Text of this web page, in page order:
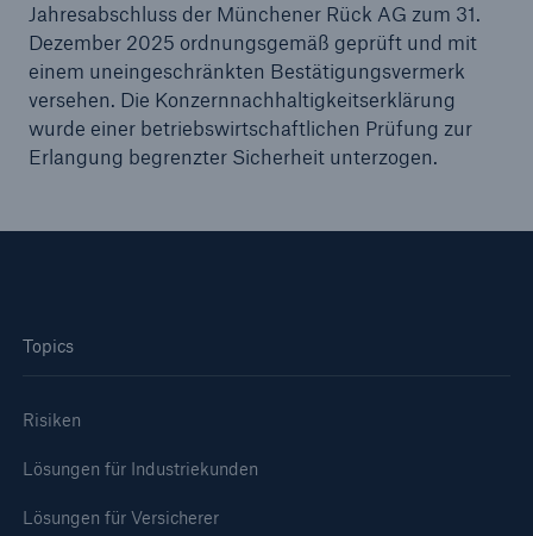
Jahresabschluss der Münchener Rück AG zum 31.
Dezember 2025 ordnungsgemäß geprüft und mit
einem uneingeschränkten Bestätigungsvermerk
versehen. Die Konzernnachhaltigkeitserklärung
wurde einer betriebswirtschaftlichen Prüfung zur
Erlangung begrenzter Sicherheit unterzogen.
Topics
Risiken
Lösungen für Industriekunden
Lösungen für Versicherer
Versicherung bis zu